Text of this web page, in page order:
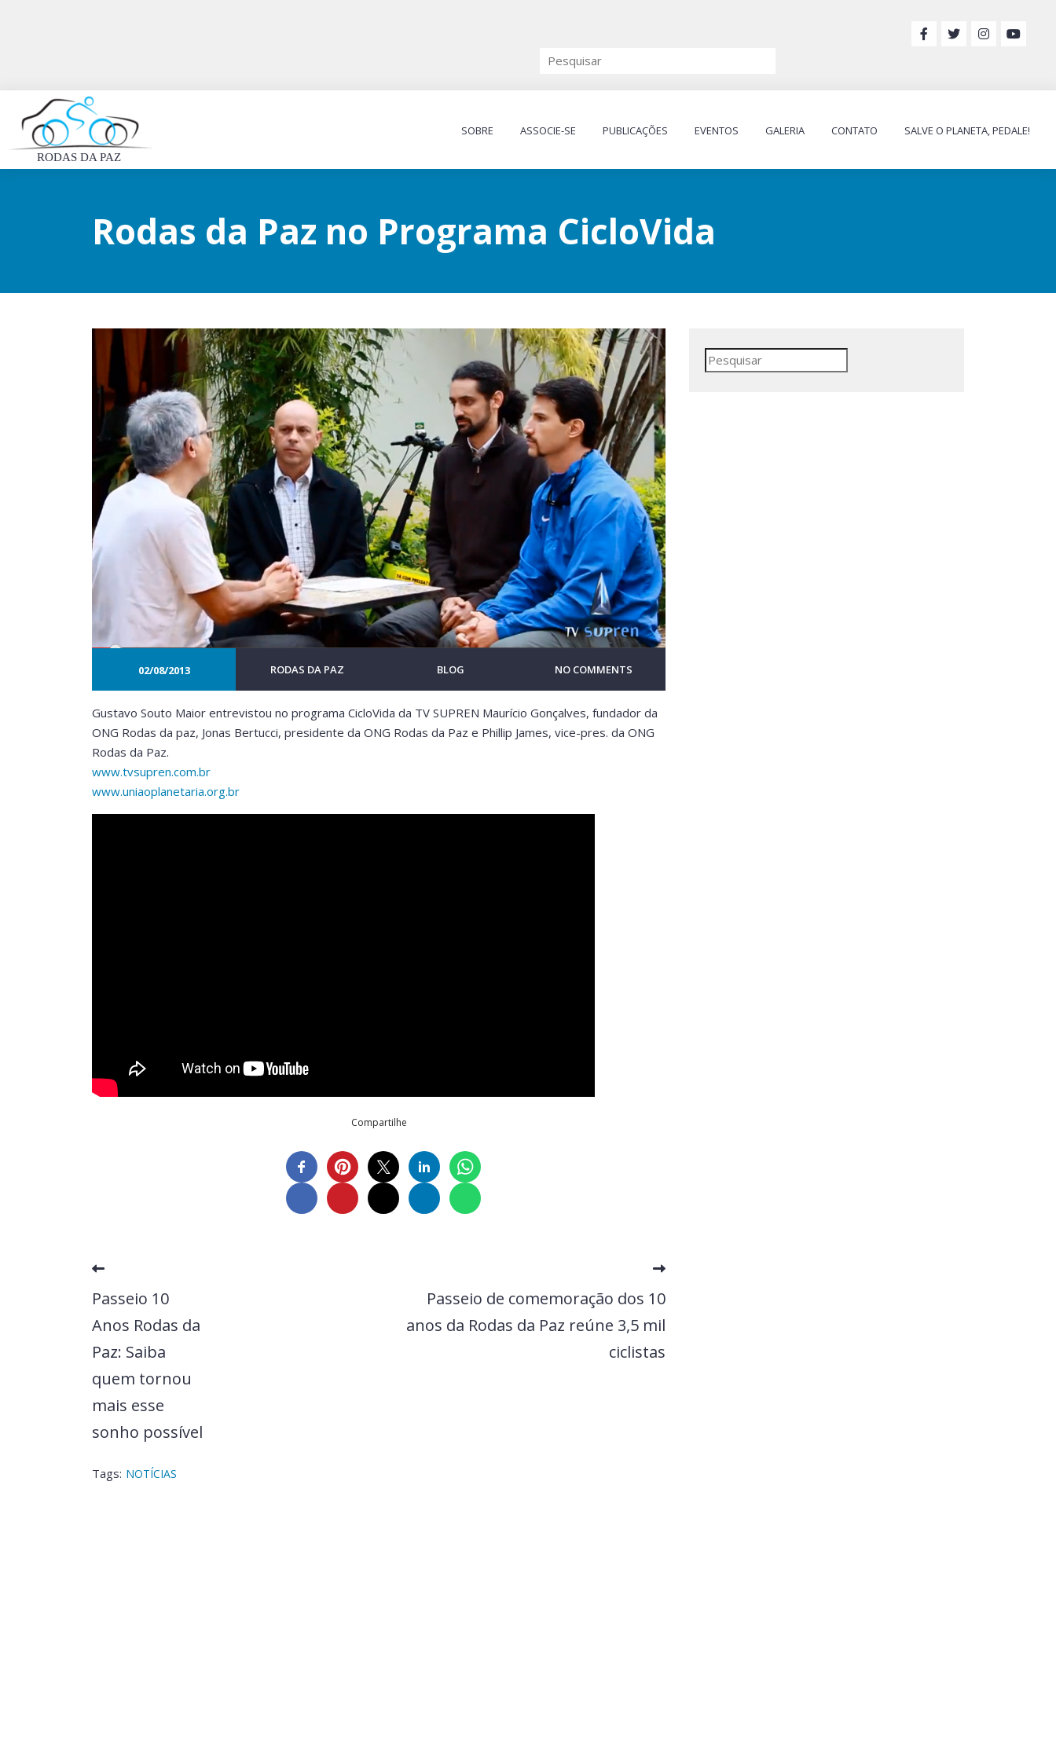
RODAS DA PAZ
SOBRE ASSOCIE-SE PUBLICAÇÕES EVENTOS GALERIA CONTATO SALVE O PLANETA, PEDALE!
Rodas da Paz no Programa CicloVida
02/08/2013 RODAS DA PAZ BLOG NO COMMENTS
Gustavo Souto Maior entrevistou no programa CicloVida da TV SUPREN Maurício Gonçalves, fundador da
ONG Rodas da paz, Jonas Bertucci, presidente da ONG Rodas da Paz e Phillip James, vice-pres. da ONG
Rodas da Paz.
www.tvsupren.com.br
www.uniaoplanetaria.org.br
Compartilhe
Passeio 10
Anos Rodas da
Paz: Saiba
quem tornou
mais esse
sonho possível
Passeio de comemoração dos 10
anos da Rodas da Paz reúne 3,5 mil
ciclistas
Tags: NOTÍCIAS
Pesquisar